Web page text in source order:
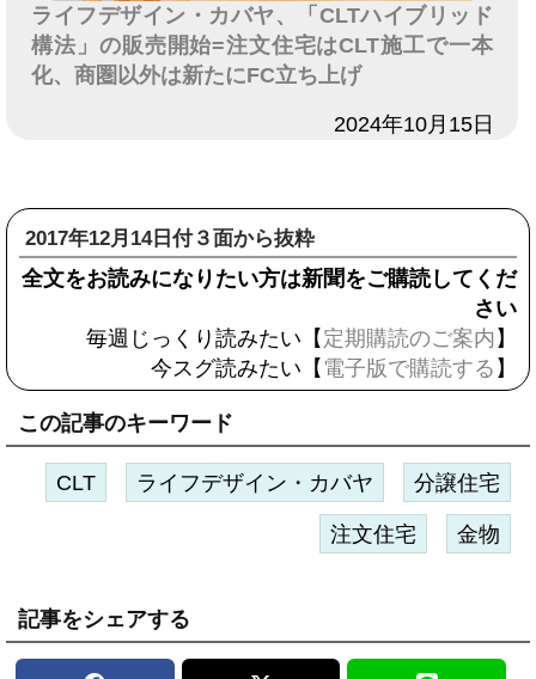
ライフデザイン・カバヤ、「CLTハイブリッド
構法」の販売開始=注文住宅はCLT施工で一本
化、商圏以外は新たにFC立ち上げ
2024年10月15日
2017年12月14日付３面から抜粋
全文をお読みになりたい方は新聞をご購読してくだ
さい
毎週じっくり読みたい【 定期購読のご案内 】
今スグ読みたい【 電子版で購読する 】
この記事のキーワード
CLT ライフデザイン・カバヤ 分譲住宅
注文住宅 金物
記事をシェアする